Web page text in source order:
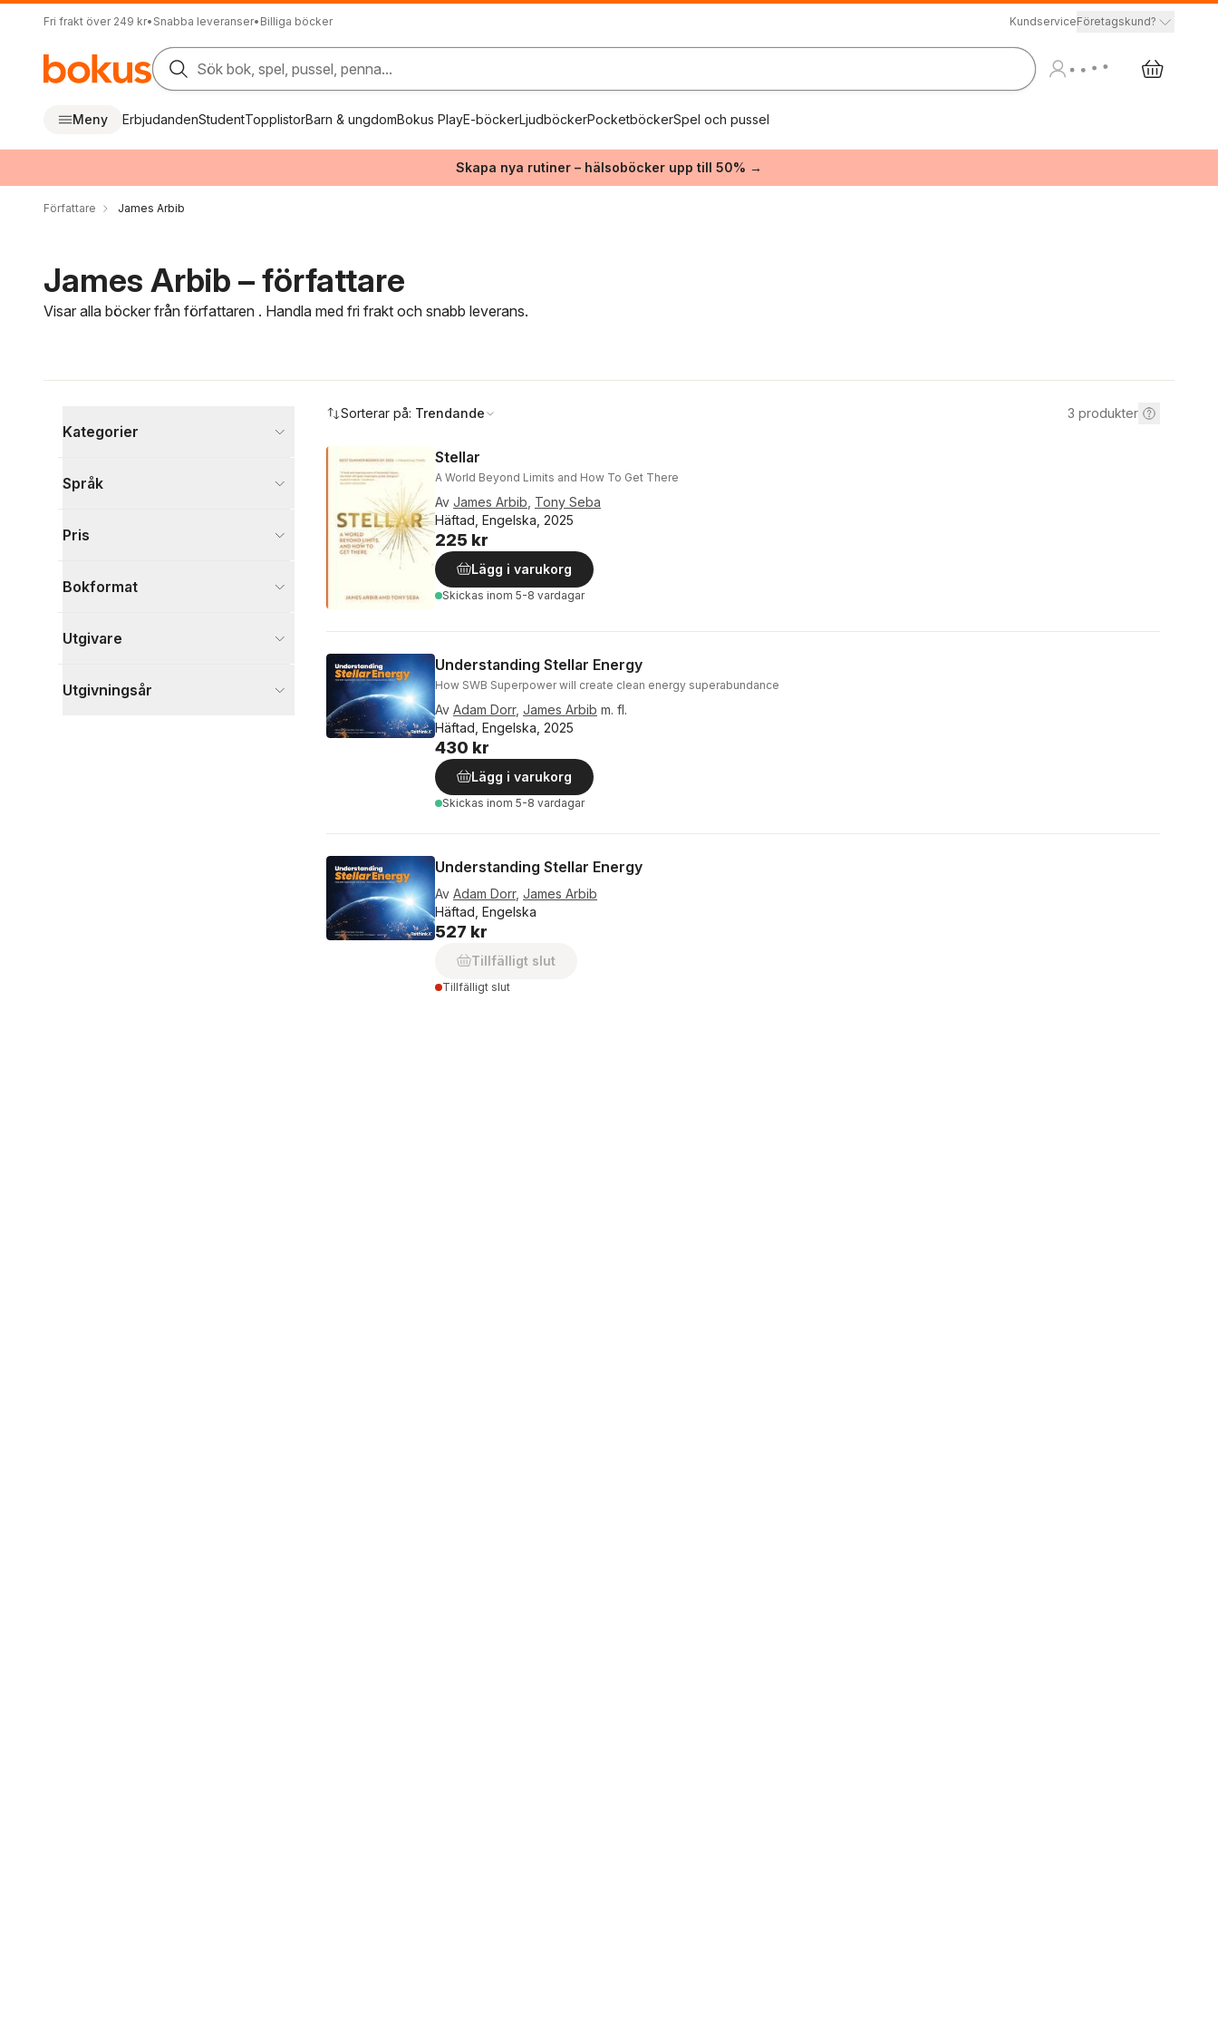
Fri frakt över 249 kr• Snabba leveranser• Billiga böcker KundserviceFöretagskund?
Sök bok, spel, pussel, penna...
Meny ErbjudandenStudentTopplistorBarn & ungdomBokus PlayE-böckerLjudböckerPocketböckerSpel och pussel
Skapa nya rutiner – hälsoböcker upp till 50% →
Författare James Arbib
James Arbib – författare
Visar alla böcker från författaren . Handla med fri frakt och snabb leverans.
Kategorier
Historia och arkeologi
1
Språk
Pris
Bokformat
Utgivare
Utgivningsår
Sorterar på: Trendande 3 produkter
Stellar
A World Beyond Limits and How To Get There
Av James Arbib Tony Seba
Häftad, Engelska, 2025
225 kr
Lägg i varukorg
Skickas inom 5-8 vardagar
Understanding Stellar Energy
How SWB Superpower will create clean energy superabundance
Av Adam Dorr, James Arbib m. fl.
Häftad, Engelska, 2025
430 kr
Lägg i varukorg
Skickas inom 5-8 vardagar
Understanding Stellar Energy
Av Adam Dorr, James Arbib
Häftad, Engelska
527 kr
Tillfälligt slut
Tillfälligt slut